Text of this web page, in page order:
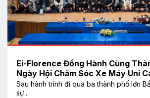
Ei-Florence Đồng Hành Cùng
Ngày Hội Chăm Sóc Xe Máy Uni
Sau hành trình đi qua ba thành phố lớn
sự...